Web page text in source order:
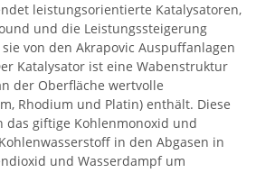
leistungsorientierte Katalysatoren,
und die Leistungssteigerung
von den Akrapovic Auspuffanlagen
Katalysator ist eine Wabenstruktur
der Oberfläche wertvolle
Rhodium und Platin) enthält. Diese
das giftige Kohlenmonoxid und
in den Abgasen in
und Wasserdampf um